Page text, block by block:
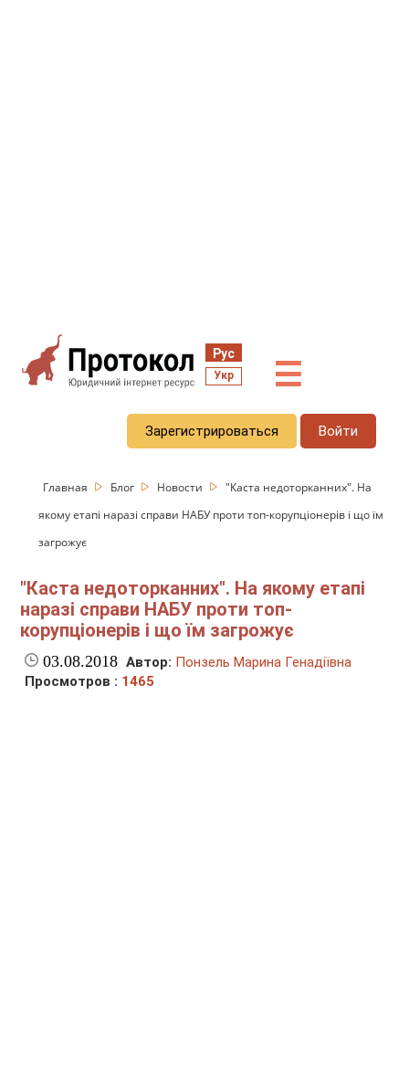
Рус
Укр ☰
Зарегистрироваться Войти
Главная Блог Новости
"Каста недоторканних". На
якому етапі наразі справи НАБУ проти топ-корупціонерів і що їм
загрожує
"Каста недоторканних". На якому етапі
наразі справи НАБУ проти топ-
корупціонерів і що їм загрожує
03.08.2018 Автор: Понзель Марина Генадіївна
Просмотров : 1465